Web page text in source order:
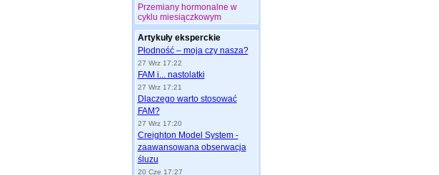
Przemiany hormonalne w
cyklu miesiączkowym
Artykuły eksperckie
Płodność – moja czy nasza?
27 Wrz 17:22
FAM i... nastolatki
27 Wrz 17:21
Dlaczego warto stosować
FAM?
27 Wrz 17:20
Creighton Model System -
zaawansowana obserwacja
śluzu
20 Cze 17:27